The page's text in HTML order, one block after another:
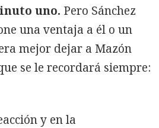
uno. Pero Sánchez
una ventaja a él o un
mejor dejar a Mazón
se le recordará siempre:
y en la